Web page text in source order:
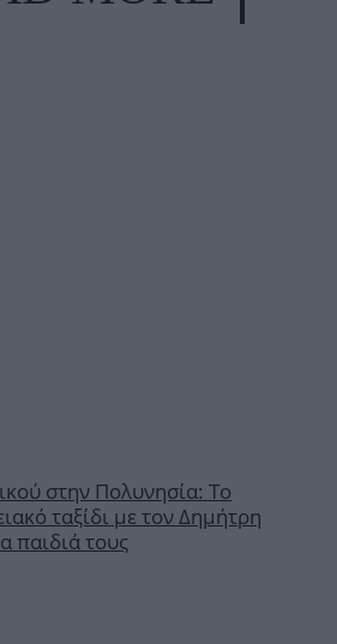
στην Πολυνησία: Το
ταξίδι με τον Δημήτρη
παιδιά τους